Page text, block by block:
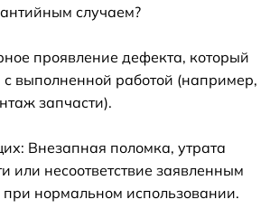
случаем?
проявление дефекта, который
выполненной работой (например,
запчасти).
Внезапная поломка, утрата
или несоответствие заявленным
нормальном использовании.